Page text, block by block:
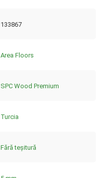
133867
Area Floors
SPC Wood Premium
Turcia
Fără teșitură